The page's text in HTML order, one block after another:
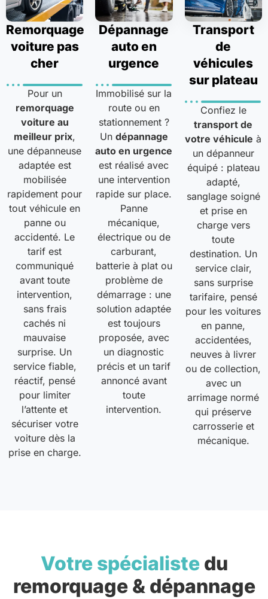
Remorquage
voiture pas
cher
Pour un
remorquage
voiture au
meilleur prix,
une dépanneuse
adaptée est
mobilisée
rapidement pour
tout véhicule en
panne ou
accidenté. Le
tarif est
communiqué
avant toute
intervention,
sans frais
cachés ni
mauvaise
surprise. Un
service fiable,
réactif, pensé
pour limiter
l’attente et
sécuriser votre
voiture dès la
prise en charge.
Dépannage
auto en
urgence
Immobilisé sur la
route ou en
stationnement ?
Un dépannage
auto en urgence
est réalisé avec
une intervention
rapide sur place.
Panne
mécanique,
électrique ou de
carburant,
batterie à plat ou
problème de
démarrage : une
solution adaptée
est toujours
proposée, avec
un diagnostic
précis et un tarif
annoncé avant
toute
intervention.
Transport
de
véhicules
sur plateau
Confiez le
transport de
votre véhicule à
un dépanneur
équipé : plateau
adapté,
sanglage soigné
et prise en
charge vers
toute
destination. Un
service clair,
sans surprise
tarifaire, pensé
pour les voitures
en panne,
accidentées,
neuves à livrer
ou de collection,
avec un
arrimage normé
qui préserve
carrosserie et
mécanique.
Votre spécialistedu
remorquage & dépannage